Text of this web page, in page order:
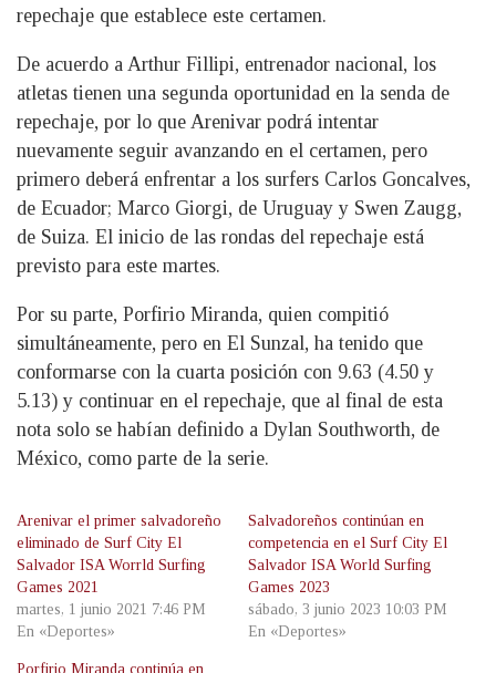
repechaje que establece este certamen.
De acuerdo a Arthur Fillipi, entrenador nacional, los
atletas tienen una segunda oportunidad en la senda de
repechaje, por lo que Arenivar podrá intentar
nuevamente seguir avanzando en el certamen, pero
primero deberá enfrentar a los surfers Carlos Goncalves,
de Ecuador; Marco Giorgi, de Uruguay y Swen Zaugg,
de Suiza. El inicio de las rondas del repechaje está
previsto para este martes.
Por su parte, Porfirio Miranda, quien compitió
simultáneamente, pero en El Sunzal, ha tenido que
conformarse con la cuarta posición con 9.63 (4.50 y
5.13) y continuar en el repechaje, que al final de esta
nota solo se habían definido a Dylan Southworth, de
México, como parte de la serie.
Arenivar el primer salvadoreño
eliminado de Surf City El
Salvador ISA Worrld Surfing
Games 2021
martes, 1 junio 2021 7:46 PM
En «Deportes»
Salvadoreños continúan en
competencia en el Surf City El
Salvador ISA World Surfing
Games 2023
sábado, 3 junio 2023 10:03 PM
En «Deportes»
Porfirio Miranda continúa en